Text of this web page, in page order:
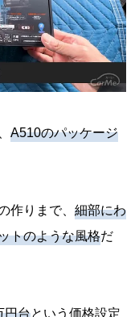
A510のパッケージ
作りまで、 細部にわ
トのような風格だ
円台という価格設定